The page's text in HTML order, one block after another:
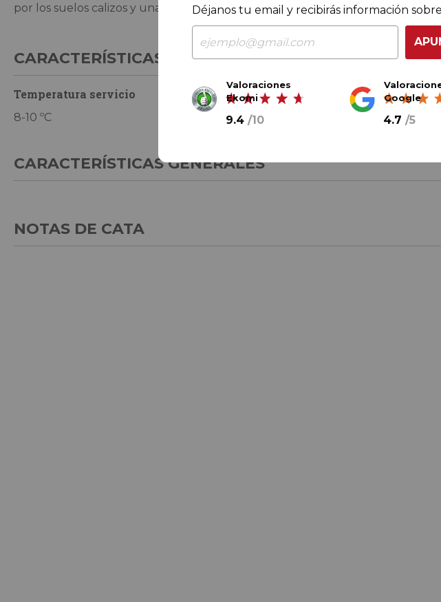
de
por los suelos calizos y una grata acidez, resultan en un blanco fresco,
CARACTERÍSTICAS DE CONSUMO
Temperatura servicio
8-10 ºC
CARACTERÍSTICAS GENERALES
NOTAS DE CATA
Déjanos tu email y recibirás información
Valoraciones
Ekomi
9.4 /10
Google
4.7 /5